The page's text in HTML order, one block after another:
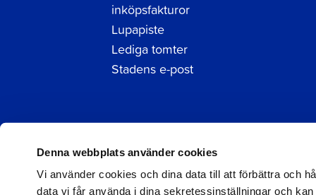
Denna webbplats använder cookies
Vi använder cookies och dina data till att förbättra och
data vi får använda i dina sekretessinställningar och
inköpsfakturor
Lupapiste
Lediga tomter
Stadens e-post
Facebook
Instagram
LinkedIn